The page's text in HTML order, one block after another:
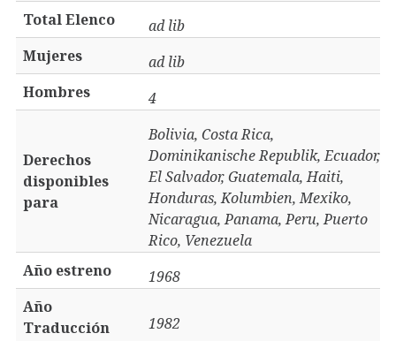
Total Elenco
ad lib
Mujeres
ad lib
Hombres
4
Derechos
disponibles
para
Bolivia, Costa Rica,
Dominikanische Republik, Ecuador,
El Salvador, Guatemala, Haiti,
Honduras, Kolumbien, Mexiko,
Nicaragua, Panama, Peru, Puerto
Rico, Venezuela
Año estreno
1968
Año
Traducción
1982